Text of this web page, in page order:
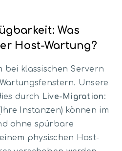
Was
Host-Wartung?
bei klassischen Servern
Unsere
durch Live-Migration:
Instanzen) können im
ohne spürbare
physischen Host-